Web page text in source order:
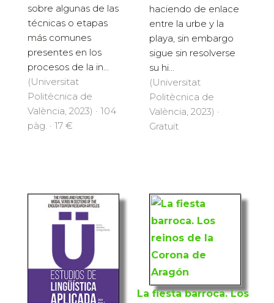
sobre algunas de las
técnicas o etapas
más comunes
presentes en los
procesos de la in...
(Universitat
Politècnica de
València, 2023) · 104
pàg. · 17 €
haciendo de enlace
entre la urbe y la
playa, sin embargo
sigue sin resolverse
su hi...
(Universitat
Politècnica de
València, 2023) ·
Gratuït
La fiesta barroca. Los